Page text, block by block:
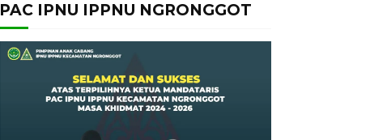
PAC IPNU IPPNU NGRONGGOT